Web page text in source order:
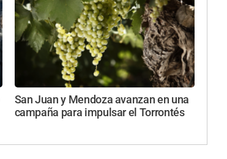
San Juan y Mendoza avanzan en una
campaña para impulsar el Torrontés